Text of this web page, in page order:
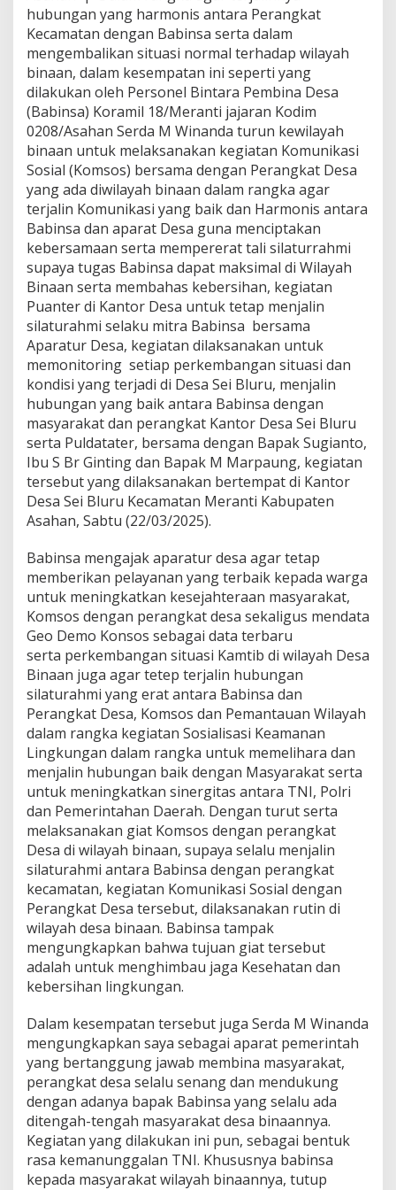
P
r
a
n
g
k
a
t
D
e
s
D
i
a
k
u
k
a
n
P
e
r
s
o
n
e
K
o
r
m
i
l
1
8
/
M
e
r
a
n
i
K
o
d
i
0
2
0
8
/
A
s
a
h
a
n
hubungan yang harmonis antara Perangkat
Kecamatan dengan Babinsa serta dalam
mengembalikan situasi normal terhadap wilayah
binaan, dalam kesempatan ini seperti yang
dilakukan oleh Personel Bintara Pembina Desa
(Babinsa) Koramil 18/Meranti jajaran Kodim
0208/Asahan Serda M Winanda turun kewilayah
binaan untuk melaksanakan kegiatan Komunikasi
Sosial (Komsos) bersama dengan Perangkat Desa
yang ada diwilayah binaan dalam rangka agar
terjalin Komunikasi yang baik dan Harmonis antara
Babinsa dan aparat Desa guna menciptakan
kebersamaan serta mempererat tali silaturrahmi
supaya tugas Babinsa dapat maksimal di Wilayah
Binaan serta membahas kebersihan, kegiatan
Puanter di Kantor Desa untuk tetap menjalin
silaturahmi selaku mitra Babinsa bersama
Aparatur Desa, kegiatan dilaksanakan untuk
memonitoring setiap perkembangan situasi dan
kondisi yang terjadi di Desa Sei Bluru, menjalin
hubungan yang baik antara Babinsa dengan
masyarakat dan perangkat Kantor Desa Sei Bluru
serta Puldatater, bersama dengan Bapak Sugianto,
Ibu S Br Ginting dan Bapak M Marpaung, kegiatan
tersebut yang dilaksanakan bertempat di Kantor
Desa Sei Bluru Kecamatan Meranti Kabupaten
Asahan, Sabtu (22/03/2025).
Babinsa mengajak aparatur desa agar tetap
memberikan pelayanan yang terbaik kepada warga
untuk meningkatkan kesejahteraan masyarakat,
Komsos dengan perangkat desa sekaligus mendata
Geo Demo Konsos sebagai data terbaru
serta perkembangan situasi Kamtib di wilayah Desa
Binaan juga agar tetep terjalin hubungan
silaturahmi yang erat antara Babinsa dan
Perangkat Desa, Komsos dan Pemantauan Wilayah
dalam rangka kegiatan Sosialisasi Keamanan
Lingkungan dalam rangka untuk memelihara dan
menjalin hubungan baik dengan Masyarakat serta
untuk meningkatkan sinergitas antara TNI, Polri
dan Pemerintahan Daerah. Dengan turut serta
melaksanakan giat Komsos dengan perangkat
Desa di wilayah binaan, supaya selalu menjalin
silaturahmi antara Babinsa dengan perangkat
kecamatan, kegiatan Komunikasi Sosial dengan
Perangkat Desa tersebut, dilaksanakan rutin di
wilayah desa binaan. Babinsa tampak
mengungkapkan bahwa tujuan giat tersebut
adalah untuk menghimbau jaga Kesehatan dan
kebersihan lingkungan.
Dalam kesempatan tersebut juga Serda M Winanda
mengungkapkan saya sebagai aparat pemerintah
yang bertanggung jawab membina masyarakat,
perangkat desa selalu senang dan mendukung
dengan adanya bapak Babinsa yang selalu ada
ditengah-tengah masyarakat desa binaannya.
Kegiatan yang dilakukan ini pun, sebagai bentuk
rasa kemanunggalan TNI. Khususnya babinsa
kepada masyarakat wilayah binaannya, tutup